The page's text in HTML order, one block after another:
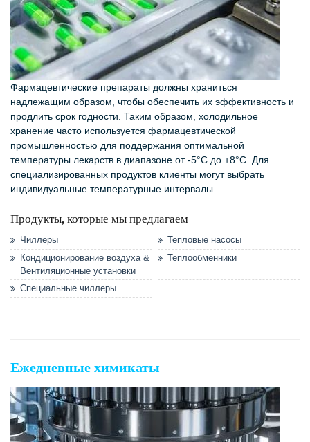
Фармацевтические препараты должны храниться
надлежащим образом, чтобы обеспечить их эффективность и
продлить срок годности. Таким образом, холодильное
хранение часто используется фармацевтической
промышленностью для поддержания оптимальной
температуры лекарств в диапазоне от -5°C до +8°C. Для
специализированных продуктов клиенты могут выбрать
индивидуальные температурные интервалы.
Продукты, которые мы предлагаем
Чиллеры
Тепловые насосы
Кондиционирование воздуха &
Вентиляционные установки
Теплообменники
Специальные чиллеры
Ежедневные химикаты